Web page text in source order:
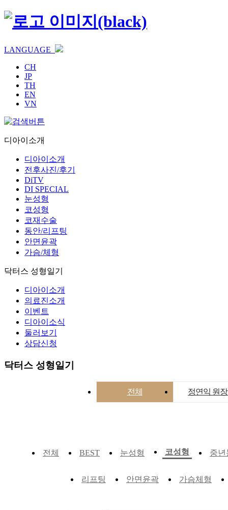
LANGUAGE
CH
JP
TH
EN
VN
디아이소개
디아이소개
전후사진/후기
DiTV
DI SPECIAL
눈성형
코성형
코재수술
동안/리프팅
안면윤곽
가슴/체형
닥터스 성형일기
디아이소개
의료진소개
이벤트
디아이소식
둘러보기
상담신청
닥터스 성형일기
전체 정연익 원
전체 BEST 눈성형 코성형 중년
리프팅 안면윤곽 가슴체형